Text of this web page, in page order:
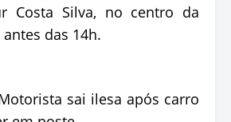
Costa Silva, no centro da
das 14h.